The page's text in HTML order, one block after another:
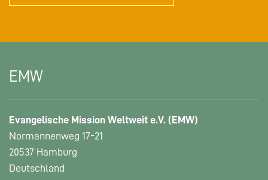
EMW
Evangelische Mission Weltweit e.V. (EMW)
Normannenweg 17-21
20537 Hamburg
Deutschland